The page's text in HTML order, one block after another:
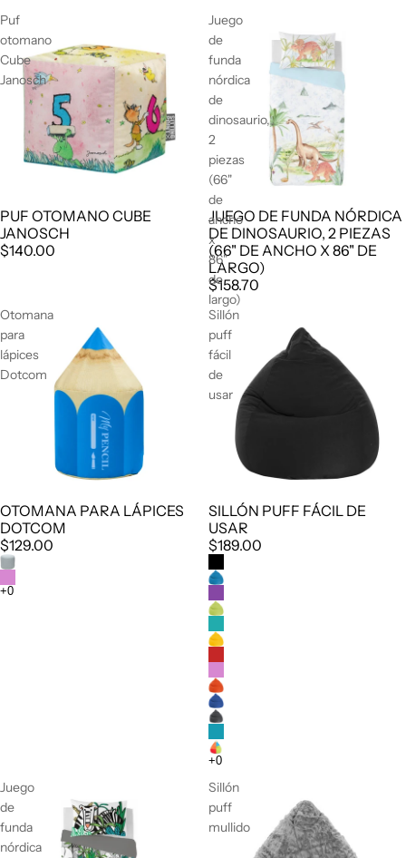
Puf
otomano
Cube
Janosch
PUF OTOMANO CUBE
JANOSCH
$140.00
Juego
de
funda
nórdica
de
dinosaurio,
2
piezas
(66"
de
ancho
x
86"
de
largo)
JUEGO DE FUNDA NÓRDICA
DE DINOSAURIO, 2 PIEZAS
(66" DE ANCHO X 86" DE
LARGO)
$158.70
Otomana
para
lápices
Dotcom
OTOMANA PARA LÁPICES
DOTCOM
$129.00
Sillón
puff
fácil
de
usar
SILLÓN PUFF FÁCIL DE
USAR
$189.00
Juego
de
funda
nórdica
Sillón
puff
mullido